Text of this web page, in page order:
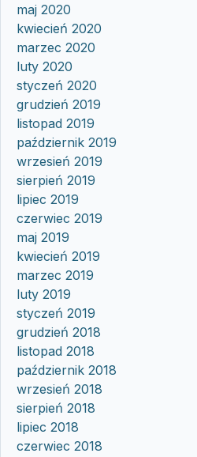
maj 2020
kwiecień 2020
marzec 2020
luty 2020
styczeń 2020
grudzień 2019
listopad 2019
październik 2019
wrzesień 2019
sierpień 2019
lipiec 2019
czerwiec 2019
maj 2019
kwiecień 2019
marzec 2019
luty 2019
styczeń 2019
grudzień 2018
listopad 2018
październik 2018
wrzesień 2018
sierpień 2018
lipiec 2018
czerwiec 2018